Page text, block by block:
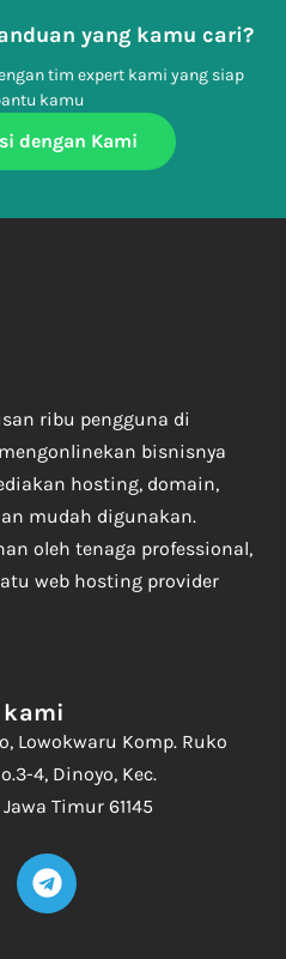
yang kamu cari?
tim expert kami yang siap
kamu
dengan Kami
ribu pengguna di
bisnisnya
hosting, domain,
mudah digunakan.
oleh tenaga professional,
web hosting provider
kami
Lowokwaru Komp. Ruko
4, Dinoyo, Kec.
Timur 61145